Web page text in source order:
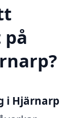
i Hjärnarp